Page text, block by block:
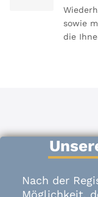
sowie
die
Nach der
Möglichkeit,